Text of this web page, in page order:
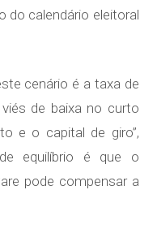
do calendário eleitoral
cenário é a taxa de
de baixa no curto
e o capital de giro”,
equilíbrio é que o
pode compensar a